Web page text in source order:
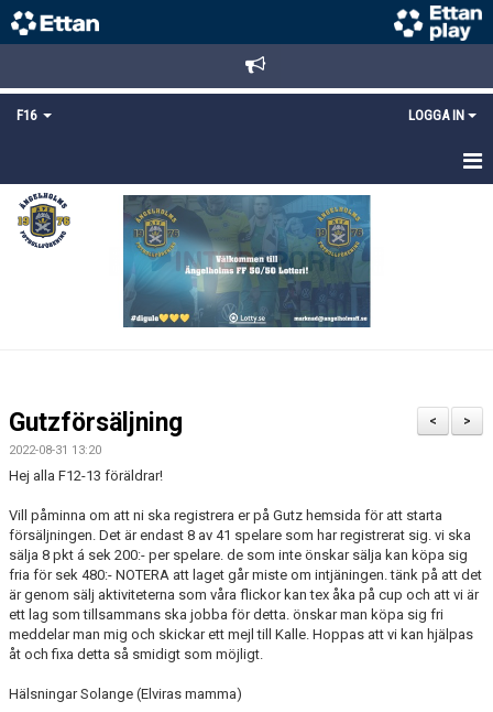
F16 LOGGA IN
HEM
NYHETER
DOKUMENT
BILDGALLERI
KONTAKT
PLANSKISS FRIDHEMSPARKEN
>
<
Gutzförsäljning
2022-08-31 13:20
Hej alla F12-13 föräldrar!
Vill påminna om att ni ska registrera er på Gutz hemsida för att starta
försäljningen. Det är endast 8 av 41 spelare som har registrerat sig. vi ska
sälja 8 pkt á sek 200:- per spelare. de som inte önskar sälja kan köpa sig
fria för sek 480:- NOTERA att laget går miste om intjäningen. tänk på att det
är genom sälj aktiviteterna som våra flickor kan tex åka på cup och att vi är
ett lag som tillsammans ska jobba för detta. önskar man köpa sig fri
meddelar man mig och skickar ett mejl till Kalle. Hoppas att vi kan hjälpas
åt och fixa detta så smidigt som möjligt.
Hälsningar Solange (Elviras mamma)